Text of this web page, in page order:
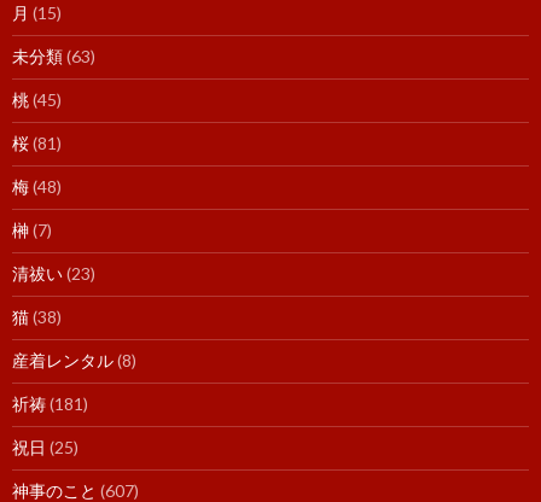
月 (15)
未分類(63)
桃(45)
桜(81)
梅(48)
榊(7)
清祓い(23)
猫(38)
産着レンタル(8)
祈祷(181)
祝日 (25)
神事のこと (607)